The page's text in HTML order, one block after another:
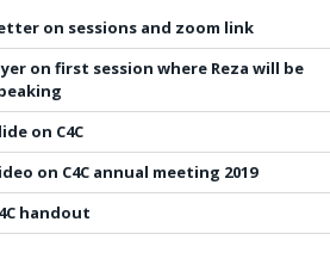
on sessions and zoom link
on first session where Reza will be
on C4C
on C4C annual meeting 2019
handout